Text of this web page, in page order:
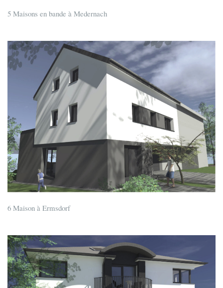
5 Maisons en bande à Medernach
6 Maison à Ermsdorf